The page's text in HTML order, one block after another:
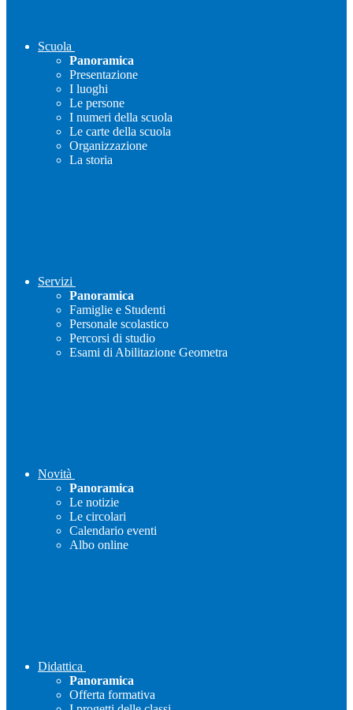
Scuola
Panoramica
Presentazione
I luoghi
Le persone
I numeri della scuola
Le carte della scuola
Organizzazione
La storia
Servizi
Panoramica
Famiglie e Studenti
Personale scolastico
Percorsi di studio
Esami di Abilitazione Geometra
Novità
Panoramica
Le notizie
Le circolari
Calendario eventi
Albo online
Didattica
Panoramica
Offerta formativa